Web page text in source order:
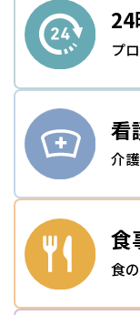
プ
看
介
食
食